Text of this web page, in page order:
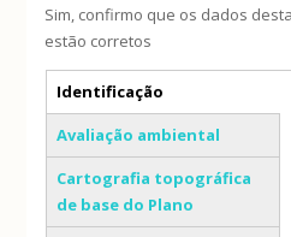
Sim, confirmo que os dados
estão corretos
Separadores verticais
Identificação
(separador ativo)
Avaliação ambiental
Cartografia topográfica
de base do Plano